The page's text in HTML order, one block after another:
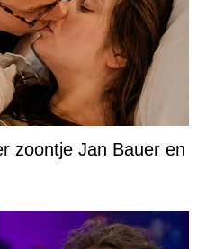
zoontje Jan Bauer en